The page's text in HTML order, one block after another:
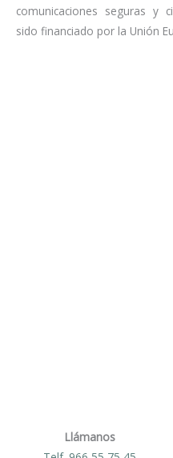
comunicaciones seguras y
sido financiado por la Unión
Llámanos